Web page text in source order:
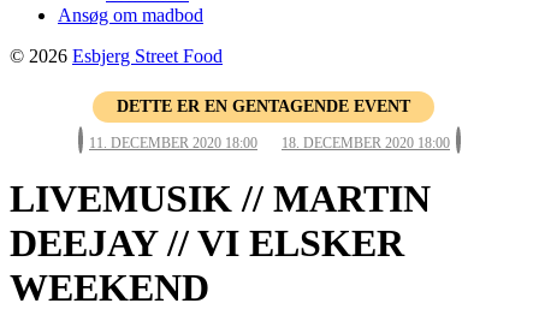
Ansøg om madbod
© 2026 Esbjerg Street Food
DETTE ER EN GENTAGENDE EVENT
11. DECEMBER 2020 18:00 18. DECEMBER 2020 18:00
LIVEMUSIK // MARTIN
DEEJAY // VI ELSKER
WEEKEND